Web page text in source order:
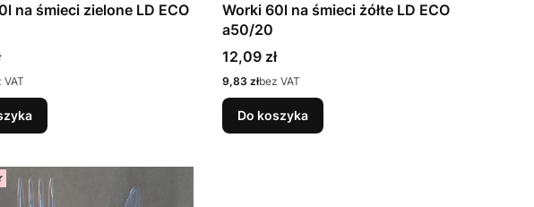
na śmieci zielone LD ECO
VAT
Worki 60l na śmieci żółte LD ECO
a50/20
Cena
12,09 zł
Cena
9,83 złbez VAT
Do koszyka